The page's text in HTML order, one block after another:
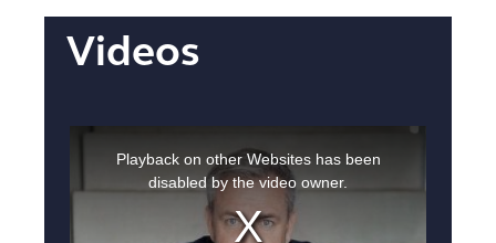
Videos
Playback on other Websites has been
disabled by the video owner.